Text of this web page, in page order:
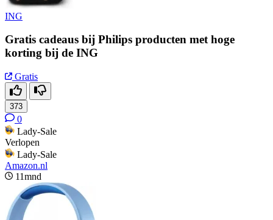
ING
Gratis cadeaus bij Philips producten met hoge
korting bij de ING
Gratis
373
0
Lady-Sale
Verlopen
Lady-Sale
Amazon.nl
11mnd